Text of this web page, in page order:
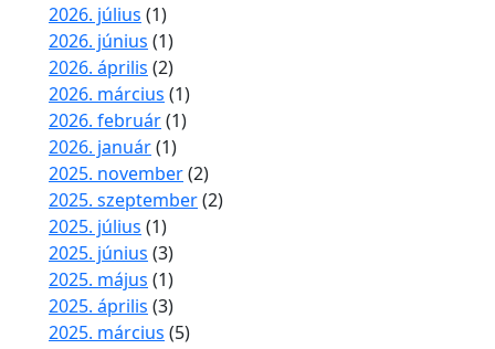
2026. július (1)
2026. június (1)
2026. április (2)
2026. március (1)
2026. február(1)
2026. január(1)
2025. november(2)
2025. szeptember(2)
2025. július (1)
2025. június (3)
2025. május (1)
2025. április (3)
2025. március (5)